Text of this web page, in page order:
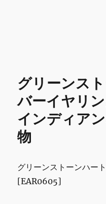
INNOCENCE
グリーンス
バーイヤリ
インディア
物
グリーンストーンハー
[EAR0605]